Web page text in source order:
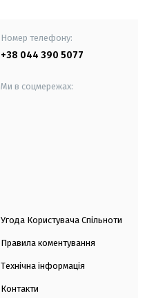
Номер телефону:
+38 044 390 5077
Ми в соцмережах:
Угода Користувача Спільноти
Правила коментування
Технічна інформація
Контакти